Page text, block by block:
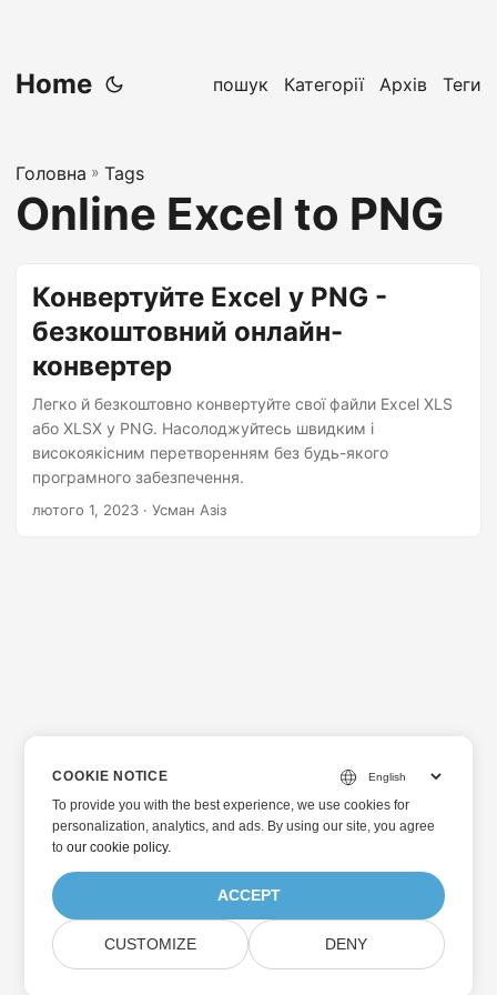
Home пошук Категорії Архів Теги
Головна » Tags
Online Excel to PNG
Конвертуйте Excel у PNG -
безкоштовний онлайн-
конвертер
Легко й безкоштовно конвертуйте свої файли Excel XLS
або XLSX у PNG. Насолоджуйтесь швидким і
високоякісним перетворенням без будь-якого
програмного забезпечення.
лютого 1, 2023 · Усман Азіз
COOKIE NOTICE
To provide you with the best experience, we use cookies for
personalization, analytics, and ads. By using our site, you agree
toour cookie policy.
ACCEPT
CUSTOMIZE DENY